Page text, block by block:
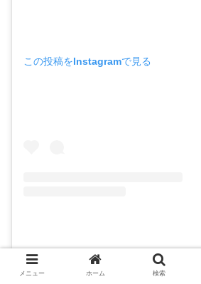
この投稿をInstagramで見る
伊藤友希 yuki ito(@yukiito_official)
メニュー ホーム 検索